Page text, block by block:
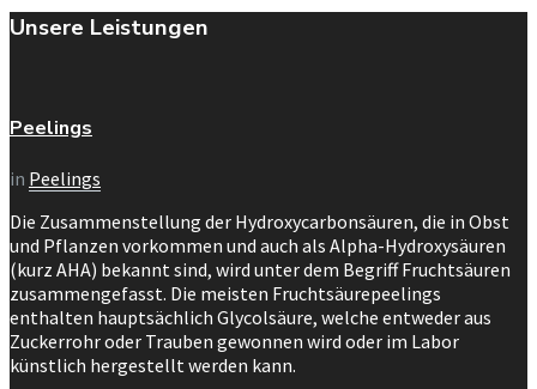
Unsere Leistungen
Peelings
in Peelings
Die Zusammenstellung der Hydroxycarbonsäuren, die in Obst
und Pflanzen vorkommen und auch als Alpha-Hydroxysäuren
(kurz AHA) bekannt sind, wird unter dem Begriff Fruchtsäuren
zusammengefasst. Die meisten Fruchtsäurepeelings
enthalten hauptsächlich Glycolsäure, welche entweder aus
Zuckerrohr oder Trauben gewonnen wird oder im Labor
künstlich hergestellt werden kann.